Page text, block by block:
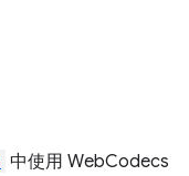
中使用 WebCodecs